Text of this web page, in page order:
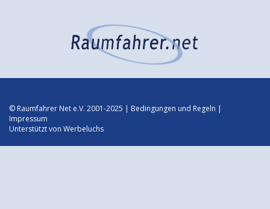
© Raumfahrer Net e.V. 2001-2025 | Bedingungen und Regeln
Impressum
Unterstützt von Werbeluchs